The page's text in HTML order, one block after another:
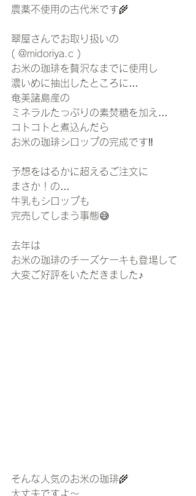
農薬不使用の古代米です🌾
翠屋さんでお取り扱いの
( @midoriya.c )
お米の珈琲を贅沢なまでに使用し
濃いめに抽出したところに…
奄美諸島産の
ミネラルたっぷりの素焚糖を加え…
コトコトと煮込んだら
お米の珈琲シロップの完成です‼️
予想をはるかに超えるご注文に
まさか！の…
牛乳もシロップも
完売してしまう事態😅
去年は
お米の珈琲のチーズケーキも登場して
大変ご好評をいただきました♪
そんな人気のお米の珈琲🌾
大丈夫ですよ〜